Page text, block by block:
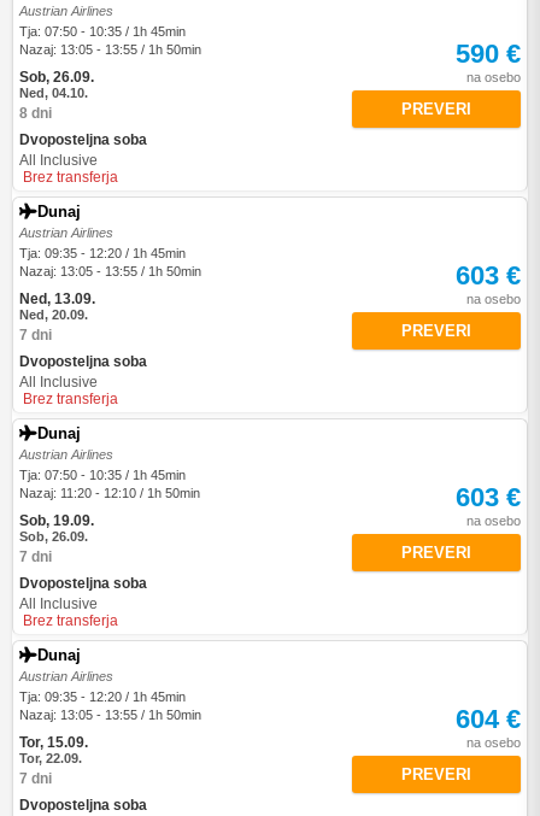
Austrian Airlines
Tja: 07:50 - 10:35 / 1h 45min
Nazaj: 13:05 - 13:55 / 1h 50min
Sob, 26.09.
Ned, 04.10.
8 dni
Dvoposteljna soba
All Inclusive
Brez transferja
590 €
na osebo
PREVERI
Dunaj
Austrian Airlines
Tja: 09:35 - 12:20 / 1h 45min
Nazaj: 13:05 - 13:55 / 1h 50min
Ned, 13.09.
Ned, 20.09.
7 dni
Dvoposteljna soba
All Inclusive
Brez transferja
603 €
na osebo
PREVERI
Dunaj
Austrian Airlines
Tja: 07:50 - 10:35 / 1h 45min
Nazaj: 11:20 - 12:10 / 1h 50min
Sob, 19.09.
Sob, 26.09.
7 dni
Dvoposteljna soba
All Inclusive
Brez transferja
603 €
na osebo
PREVERI
Dunaj
Austrian Airlines
Tja: 09:35 - 12:20 / 1h 45min
Nazaj: 13:05 - 13:55 / 1h 50min
Tor, 15.09.
Tor, 22.09.
7 dni
Dvoposteljna soba
604 €
na osebo
PREVERI